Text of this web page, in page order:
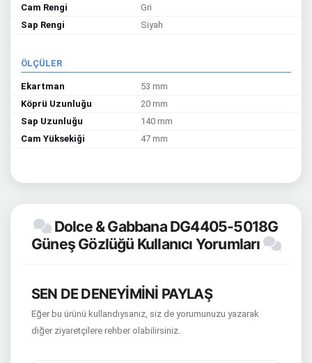
Cam Rengi
Gri
Sap Rengi
Siyah
ÖLÇÜLER
Ekartman
53 mm
Köprü Uzunluğu
20 mm
Sap Uzunluğu
140 mm
Cam Yüksekiği
47 mm
Dolce & Gabbana DG4405-5018G
Güneş Gözlüğü Kullanıcı Yorumları
SEN DE DENEYİMİNİ PAYLAŞ
Eğer bu ürünü kullandıysanız, siz de yorumunuzu yazarak
diğer ziyaretçilere rehber olabilirsiniz.